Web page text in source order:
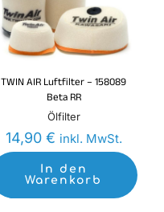
TWIN AIR Luftfilter – 158089
Beta RR
Ölfilter
14,90 € inkl. MwSt.
In den
Warenkorb